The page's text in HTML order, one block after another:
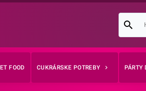
FOOD CUKRÁRSKE POTREBY PÁRTY